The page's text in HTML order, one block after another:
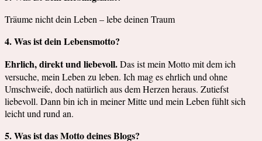
Träume nicht dein Leben – lebe deinen Traum
4. Was ist dein Lebensmotto?
Ehrlich, direkt und liebevoll.Das ist mein Motto mit dem ich
versuche, mein Leben zu leben. Ich mag es ehrlich und ohne
Umschweife, doch natürlich aus dem Herzen heraus. Zutiefst
liebevoll. Dann bin ich in meiner Mitte und mein Leben fühlt sich
leicht und rund an.
5. Was ist das Motto deines Blogs?